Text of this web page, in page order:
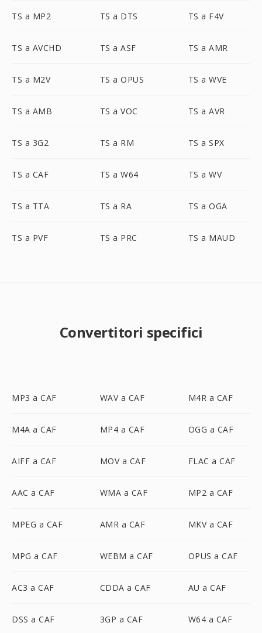
TS a MP2 TS a DTS TS a F4V
TS a AVCHD TS a ASF TS a AMR
TS a M2V TS a OPUS TS a WVE
TS a AMB TS a VOC TS a AVR
TS a 3G2 TS a RM TS a SPX
TS a CAF TS a W64 TS a WV
TS a TTA TS a RA TS a OGA
TS a PVF TS a PRC TS a MAUD
Convertitori specifici
MP3 a CAF WAV a CAF M4R a CAF
M4A a CAF MP4 a CAF OGG a CAF
AIFF a CAF MOV a CAF FLAC a CAF
AAC a CAF WMA a CAF MP2 a CAF
MPEG a CAF AMR a CAF MKV a CAF
MPG a CAF WEBM a CAF OPUS a CAF
AC3 a CAF CDDA a CAF AU a CAF
DSS a CAF 3GP a CAF W64 a CAF